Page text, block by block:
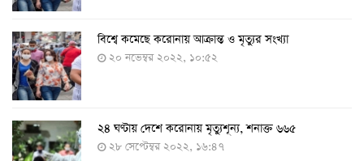
বিশ্বে কমেছে করোনায় আক্রান্ত ও মৃত্যুর সংখ্যা
২০ নভেম্বর ২০২২, ১০:৫২
২৪ ঘণ্টায় দেশে করোনায় মৃত্যুশূন্য, শনাক্ত ৬৬৫
২৮ সেপ্টেম্বর ২০২২, ১৬:৪৭